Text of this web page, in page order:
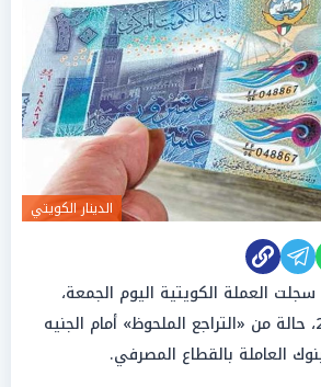
الدينار الكويتي
العملة الكويتية اليوم الجمعة،
الموافق 15 مايو 2026، حالة من «التراجع الملحوظ» أمام الجنيه
العاملة بالقطاع المصرفي.